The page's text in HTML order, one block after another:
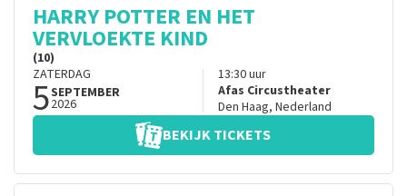
HARRY POTTER EN HET
VERVLOEKTE KIND
(10)
ZATERDAG
5SEPTEMBER
2026
13:30uur
Afas Circustheater
Den Haag, Nederland
BEKIJK TICKETS